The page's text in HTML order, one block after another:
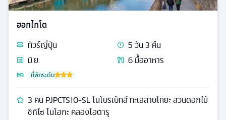
ฮอกไกโด
ทัวร์ญี่ปุ่น 5วัน3 คืน
มิ.ย.
6มื้ออาหาร
ที่พักระดับ
3 คิน PJPCTS10-SL โนโบริเบ็ทสึ ทะเลสาบโทยะ สวนดอกไม้
ชิกิไซ โนโอกะ คลองโอตารุ